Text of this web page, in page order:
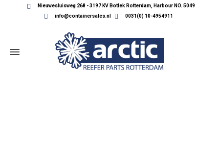
Nieuwesluisweg 268 - 3197 KV Botlek Rotterdam, Harbour NO. 5049
info@containersales.nl
0031(0) 10-4954911